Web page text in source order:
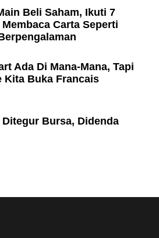
Beli Saham, Ikuti 7
Carta Seperti
Ada Di Mana-Mana, Tapi
Kita Buka Francais
Bursa, Didenda